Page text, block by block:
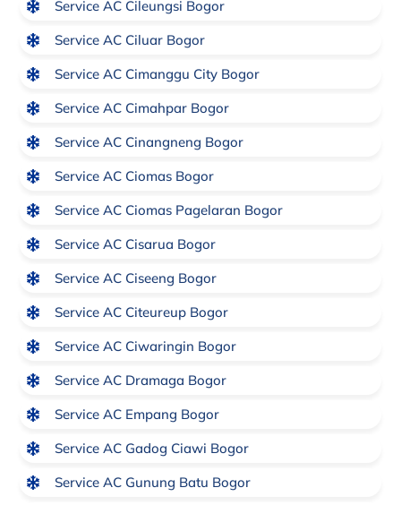
Service AC Cileungsi Bogor
Service AC Ciluar Bogor
Service AC Cimanggu City Bogor
Service AC Cimahpar Bogor
Service AC Cinangneng Bogor
Service AC Ciomas Bogor
Service AC Ciomas Pagelaran Bogor
Service AC Cisarua Bogor
Service AC Ciseeng Bogor
Service AC Citeureup Bogor
Service AC Ciwaringin Bogor
Service AC Dramaga Bogor
Service AC Empang Bogor
Service AC Gadog Ciawi Bogor
Service AC Gunung Batu Bogor